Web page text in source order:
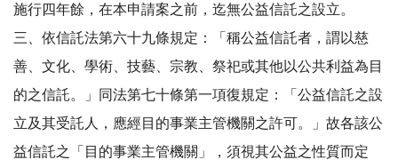
施行四年餘，在本申請案之前，迄無公益信託之設立。
三、依信託法第六十九條規定：「稱公益信託者，謂以慈
善、文化、學術、技藝、宗教、祭祀或其他以公共利益為目
的之信託。」同法第七十條第一項復規定：「公益信託之設
立及其受託人，應經目的事業主管機關之許可。」故各該公
益信託之「目的事業主管機關」，須視其公益之性質而定